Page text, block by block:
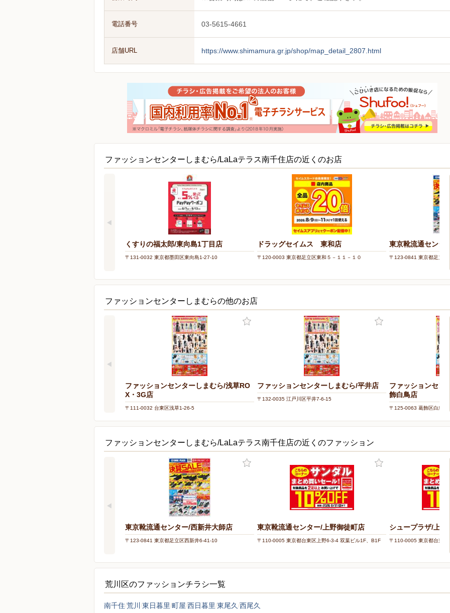
電話番号 03-5615-4661
店舗URL https://www.shimamura.gr.jp/shop/map_detail_2807.html
ファッションセンターしまむら/LaLaテラス南千住店の近くのお店
くすりの福太郎/東向島1丁目店
〒131-0032 東京都墨田区東向島1-27-10
ドラッグセイムス 東和店
〒120-0003 東京都足立区東和５－１１－１０
東京靴流通センタ
〒123-0841 東京都足立区
ファッションセンターしまむらの他のお店
ファッションセンターしまむら/浅草RO
X・3G店
〒111-0032 台東区浅草1-26-5
ファッションセンターしまむら/平井店
〒132-0035 江戸川区平井7-6-15
ファッションセン
飾白鳥店
〒125-0063 葛飾区白鳥4-
ファッションセンターしまむら/LaLaテラス南千住店の近くのファッション
東京靴流通センター/西新井大師店
〒123-0841 東京都足立区西新井6-41-10
東京靴流通センター/上野御徒町店
〒110-0005 東京都台東区上野6-3-4 双葉ビル1F、B1F
シュープラザ/上野店
〒110-0005 東京都台東区
荒川区のファッションチラシ一覧
南千住 荒川 東日暮里 町屋 西日暮里 東尾久 西尾久